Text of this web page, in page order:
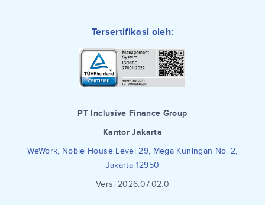
Tersertifikasi oleh:
PT Inclusive Finance Group
Kantor Jakarta
WeWork, Noble House Level 29, Mega Kuningan No. 2,
Jakarta 12950
Versi 2026.07.02.0